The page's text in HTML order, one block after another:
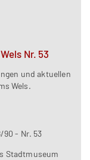
Nr. 53
und aktuellen
Wels.
90 - Nr. 53
Stadtmuseum